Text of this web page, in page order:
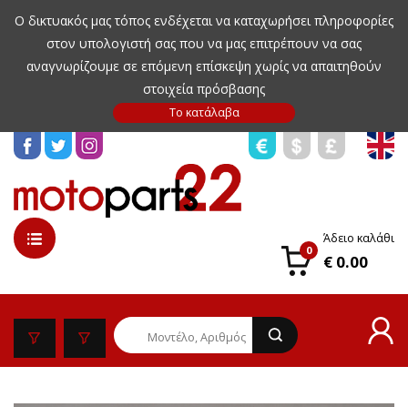
Ο δικτυακός μας τόπος ενδέχεται να καταχωρήσει πληροφορίες
στον υπολογιστή σας που να μας επιτρέπουν να σας
αναγνωρίζουμε σε επόμενη επίσκεψη χωρίς να απαιτηθούν
στοιχεία πρόσβασης
0
Άδειο καλάθι
€ 0.00